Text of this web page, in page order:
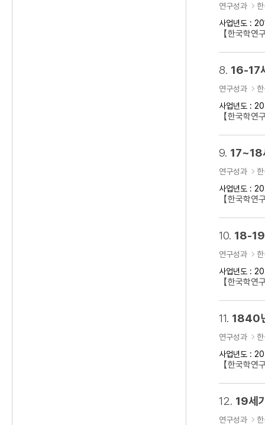
연구성과
사업년도 :
【한국학
8. 16-17
연구성과
사업년도 :
【한국학
9. 17~18
연구성과
사업년도 :
【한국학
10. 18-19
연구성과
사업년도 :
【한국학
11. 1840
연구성과
사업년도 :
【한국학
12. 19세
연구성과